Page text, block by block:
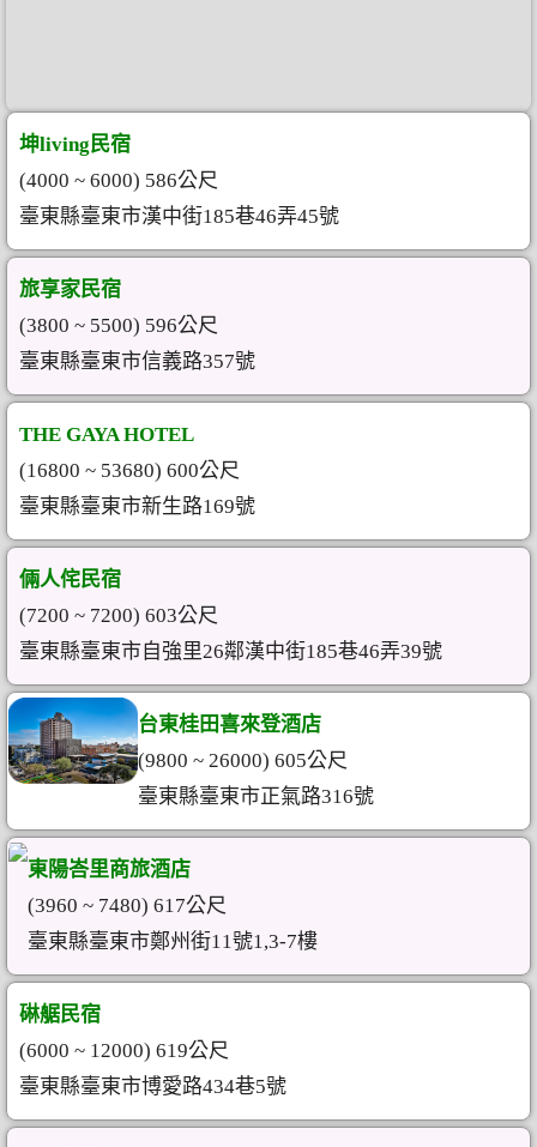
坤living民宿
(4000 ~ 6000) 586公尺
臺東縣臺東市漢中街185巷46弄45號
旅享家民宿
(3800 ~ 5500) 596公尺
臺東縣臺東市信義路357號
THE GAYA HOTEL
(16800 ~ 53680) 600公尺
臺東縣臺東市新生路169號
倆人侘民宿
(7200 ~ 7200) 603公尺
臺東縣臺東市自強里26鄰漢中街185巷46弄39號
台東桂田喜來登酒店
(9800 ~ 26000) 605公尺
臺東縣臺東市正氣路316號
東陽峇里商旅酒店
(3960 ~ 7480) 617公尺
臺東縣臺東市鄭州街11號1,3-7樓
碄艍民宿
(6000 ~ 12000) 619公尺
臺東縣臺東市博愛路434巷5號